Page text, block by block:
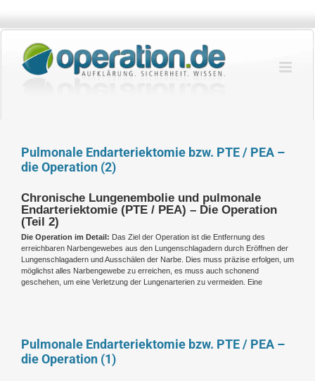
springen
Pulmonale Endarteriektomie bzw. PTE / PEA –
die Operation (2)
Chronische Lungenembolie und pulmonale
Endarteriektomie (PTE / PEA) – Die Operation
(Teil 2)
Die Operation im Detail: Das Ziel der Operation ist die Entfernung des
erreichbaren Narbengewebes aus den Lungenschlagadern durch Eröffnen der
Lungenschlagadern und Ausschälen der Narbe. Dies muss präzise erfolgen, um
möglichst alles Narbengewebe zu erreichen, es muss auch schonend
geschehen, um eine Verletzung der Lungenarterien zu vermeiden. Eine
Pulmonale Endarteriektomie bzw. PTE / PEA –
die Operation (1)